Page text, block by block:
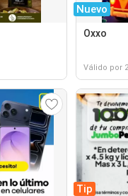
Nuevo
Oxxo
Válido por
Tip